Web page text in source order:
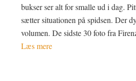
bukser ser alt for smalle ud i dag.
sætter situationen på spidsen. Der
volumen. De sidste 30 foto fra
Læs mere